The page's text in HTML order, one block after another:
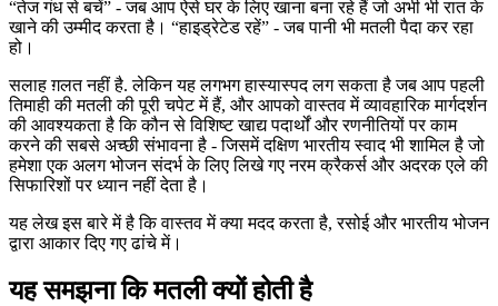
“तेज गंध से बचें” - जब आप ऐसे घर के लिए खाना बना रहे हैं जो अभी भी रात के
खाने की उम्मीद करता है। “हाइड्रेटेड रहें” - जब पानी भी मतली पैदा कर रहा
हो।
सलाह ग़लत नहीं है. लेकिन यह लगभग हास्यास्पद लग सकता है जब आप पहली
तिमाही की मतली की पूरी चपेट में हैं, और आपको वास्तव में व्यावहारिक मार्गदर्शन
की आवश्यकता है कि कौन से विशिष्ट खाद्य पदार्थों और रणनीतियों पर काम
करने की सबसे अच्छी संभावना है - जिसमें दक्षिण भारतीय स्वाद भी शामिल है जो
हमेशा एक अलग भोजन संदर्भ के लिए लिखे गए नरम क्रैकर्स और अदरक एले की
सिफारिशों पर ध्यान नहीं देता है।
यह लेख इस बारे में है कि वास्तव में क्या मदद करता है, रसोई और भारतीय भोजन
द्वारा आकार दिए गए ढांचे में।
यह समझना कि मतली क्यों होती है